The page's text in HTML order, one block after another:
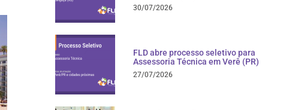
30/07/2026
FLD abre processo seletivo para
Assessoria Técnica em Verê (PR)
27/07/2026